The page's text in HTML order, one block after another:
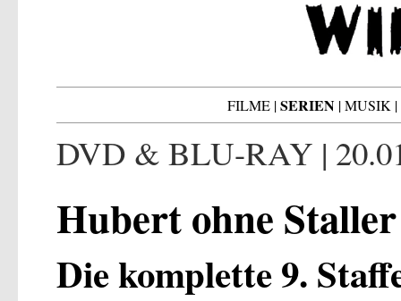
FILME|SERIEN |MUSIK |
DVD & BLU-RAY |
Hubert ohne Staller
Die komplette 9.